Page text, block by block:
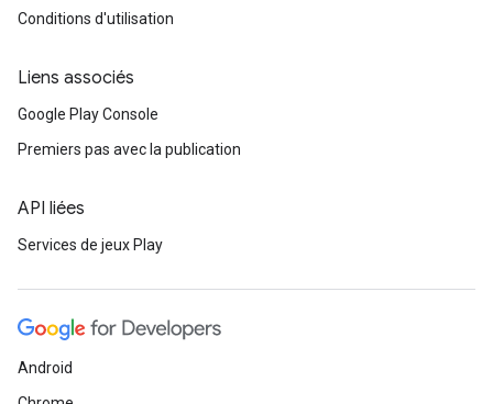
Conditions d'utilisation
Liens associés
Google Play Console
Premiers pas avec la publication
API liées
Services de jeux Play
Android